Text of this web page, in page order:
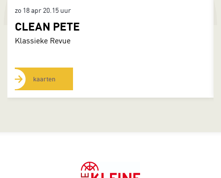
CLEAN PETE
Klassieke Revue
zo 18 apr 20.15 uur
kaarten